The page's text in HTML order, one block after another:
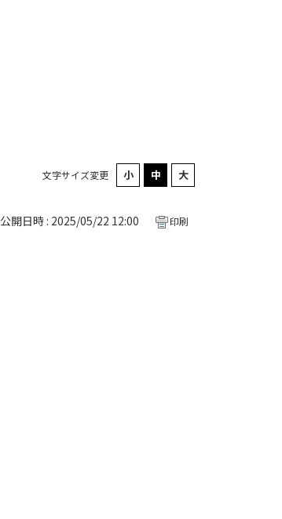
文字サイズ変更
公開日時 : 2025/05/22 12:00 印刷